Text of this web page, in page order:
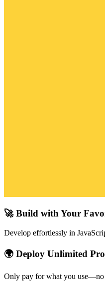
🚀 Build with Your
Develop effortlessly in
🌍 Deploy Unlimited
Only pay for what you use—no